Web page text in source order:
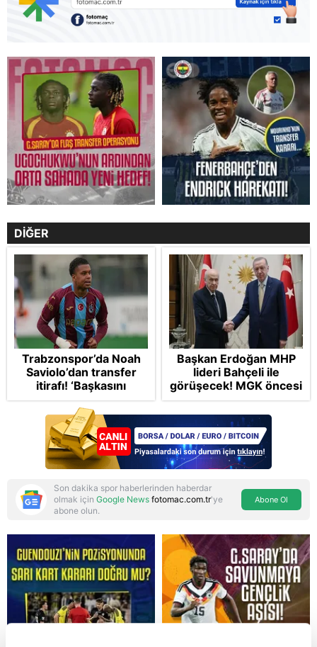
Reddet
DİĞER
Trabzonspor’da Noah
Saviolo’dan transfer
itirafı! ‘Başkasını
izlemeye geldi’
Başkan Erdoğan MHP
lideri Bahçeli ile
görüşecek! MGK öncesi
sürpriz zirve: Çerçeve
Yasa teklifi gündemde
Son dakika spor haberlerinden haberdar
olmak için Google News fotomac.com.tr'ye
abone olun.
Abone Ol